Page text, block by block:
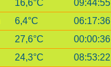
16,6°C
09:44:55
6,4°C
06:17:36
27,6°C
00:00:36
24,3°C
08:53:22